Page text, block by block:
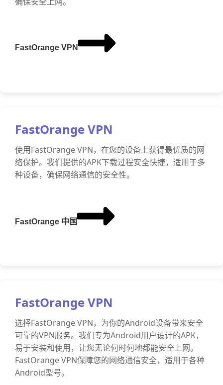
FastOrange VPN
FastOrange VPN
使用FastOrange VPN，在您的设备上获得最优质的网
络保护。我们提供的APK下载过程安全快捷，适用于多
种设备，确保网络通信的安全性。
FastOrange 中国
FastOrange VPN
选择FastOrange VPN，为你的Android设备带来安全
可靠的VPN服务。我们专为Android用户设计的APK，
易于安装和使用，让您无论何时何地都能安全上网。
FastOrange VPN保障您的网络通信安全，适用于各种
Android型号。